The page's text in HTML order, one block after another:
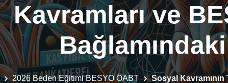
Kavramları ve
2026 Beden Eğitimi BESYO ÖABT Sosyal Kavramının